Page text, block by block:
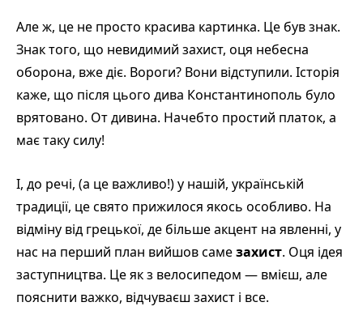
Але ж, це не просто красива картинка. Це був знак.
Знак того, що невидимий захист, оця небесна
оборона, вже діє. Вороги? Вони відступили. Історія
каже, що після цього дива Константинополь було
врятовано. От дивина. Начебто простий платок, а
має таку силу!
І, до речі, (а це важливо!) у нашій, українській
традиції, це свято прижилося якось особливо. На
відміну від грецької, де більше акцент на явленні, у
нас на перший план вийшов самезахист. Оця ідея
заступництва. Це як з велосипедом — вмієш, але
пояснити важко, відчуваєш захист і все.